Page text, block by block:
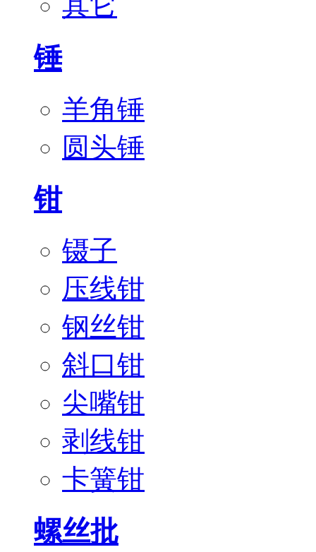
锤
羊角锤
圆头锤
钳
镊子
压线钳
钢丝钳
斜口钳
尖嘴钳
剥线钳
卡簧钳
螺丝批